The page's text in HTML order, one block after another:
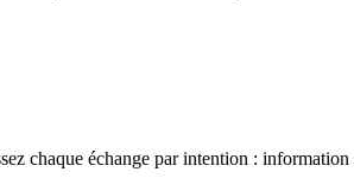
chaque échange par intention :